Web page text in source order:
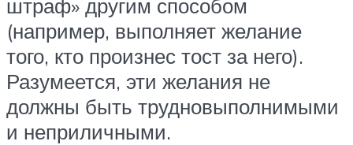
штраф» другим способом
(например, выполняет желание
того, кто произнес тост за него).
Разумеется, эти желания не
должны быть трудновыполнимыми
и неприличными.